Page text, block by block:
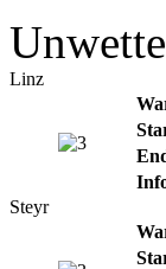
Linz
Steyr